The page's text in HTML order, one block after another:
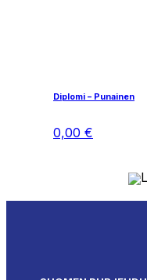
Diplomi – Punainen
0,00 €